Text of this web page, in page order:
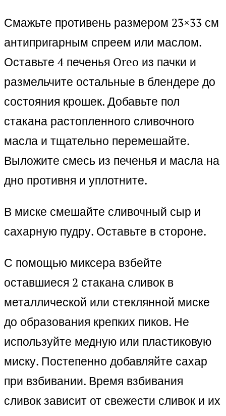
Смажьте противень размером 23×33 см
антипригарным спреем или маслом.
Оставьте 4 печенья Oreo из пачки и
размельчите остальные в блендере до
состояния крошек. Добавьте пол
стакана растопленного сливочного
масла и тщательно перемешайте.
Выложите смесь из печенья и масла на
дно противня и уплотните.
В миске смешайте сливочный сыр и
сахарную пудру. Оставьте в стороне.
С помощью миксера взбейте
оставшиеся 2 стакана сливок в
металлической или стеклянной миске
до образования крепких пиков. Не
используйте медную или пластиковую
миску. Постепенно добавляйте сахар
при взбивании. Время взбивания
сливок зависит от свежести сливок и их